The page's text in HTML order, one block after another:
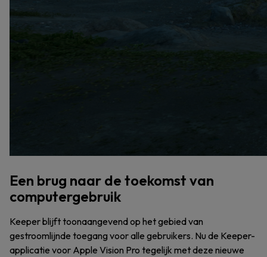
Een brug naar de toekomst van
computergebruik
Keeper blijft toonaangevend op het gebied van
gestroomlijnde toegang voor alle gebruikers. Nu de Keeper-
applicatie voor Apple Vision Pro tegelijk met deze nieuwe